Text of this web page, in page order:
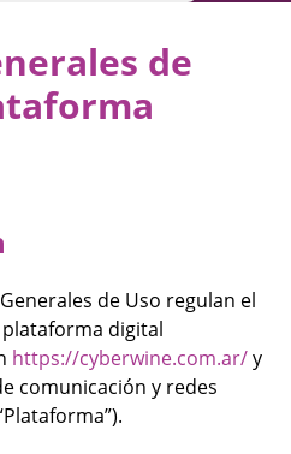
de
de Uso regulan el
digital
https://cyberwine.com.ar/y
comunicación y redes